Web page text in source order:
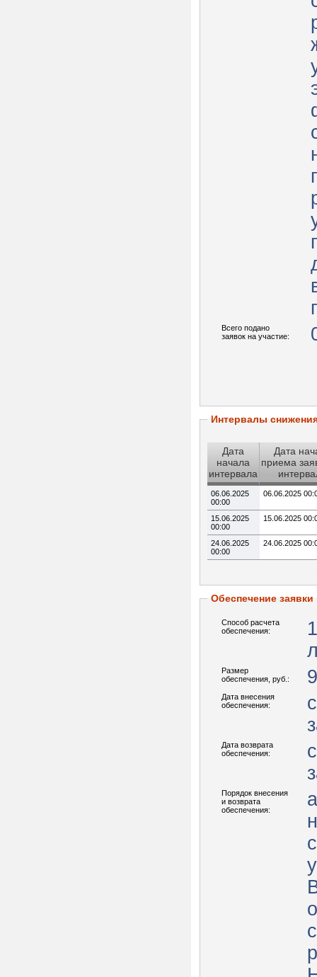
Всего подано
заявок на участие:
Интервалы
Дата
начала
интервала
Дата
приема
06.06.2025
00:00
06.06.2025
15.06.2025
00:00
15.06.2025
24.06.2025
00:00
24.06.2025
Обеспечение заявки
Способ расчета
обеспечения:
Размер
обеспечения, руб.:
Дата внесения
обеспечения:
Дата возврата
обеспечения:
Порядок внесения
и возврата
обеспечения: